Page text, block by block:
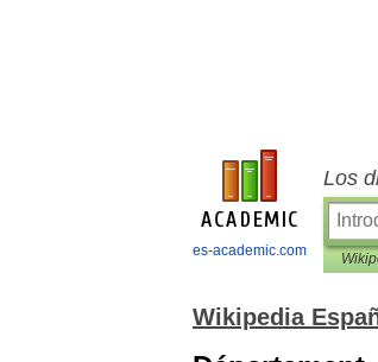
es-academic.com
Los
Wikipedia